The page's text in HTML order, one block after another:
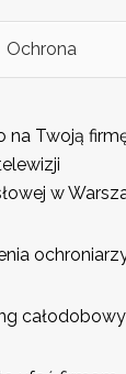
Ochrona
na Twoją
w
całodobowy